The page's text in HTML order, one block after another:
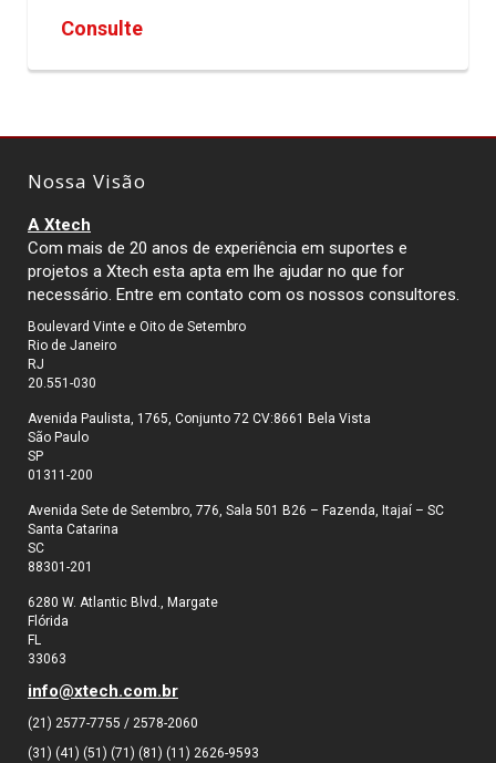
Consulte
Nossa Visão
A Xtech
Com mais de 20 anos de experiência em suportes e
projetos a Xtech esta apta em lhe ajudar no que for
necessário. Entre em contato com os nossos consultores.
Boulevard Vinte e Oito de Setembro
Rio de Janeiro
RJ
20.551-030
Avenida Paulista, 1765, Conjunto 72 CV:8661 Bela Vista
São Paulo
SP
01311-200
Avenida Sete de Setembro, 776, Sala 501 B26 – Fazenda, Itajaí – SC
Santa Catarina
SC
88301-201
6280 W. Atlantic Blvd., Margate
Flórida
FL
33063
info@xtech.com.br
(21) 2577-7755 / 2578-2060
(31) (41) (51) (71) (81) (11) 2626-9593